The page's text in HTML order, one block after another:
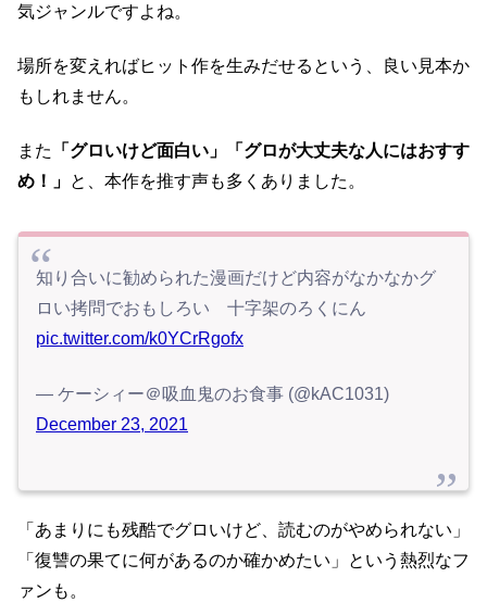
気ジャンルですよね。
場所を変えればヒット作を生みだせるという、良い見本か
もしれません。
また
「グロいけど面白い」「グロが大丈夫な人にはおすす
め！」 と、本作を推す声も多くありました。
知り合いに勧められた漫画だけど内容がなかなかグ
ロい拷問でおもしろい 十字架のろくにん
pic.twitter.com/k0YCrRgofx
— ケーシィー＠吸血鬼のお食事 (@kAC1031)
December 23, 2021
「あまりにも残酷でグロいけど、読むのがやめられない」
「復讐の果てに何があるのか確かめたい」という熱烈なフ
ァンも。